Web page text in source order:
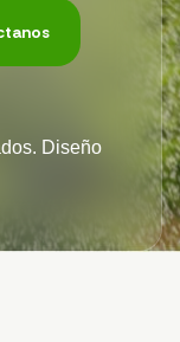
Diseño